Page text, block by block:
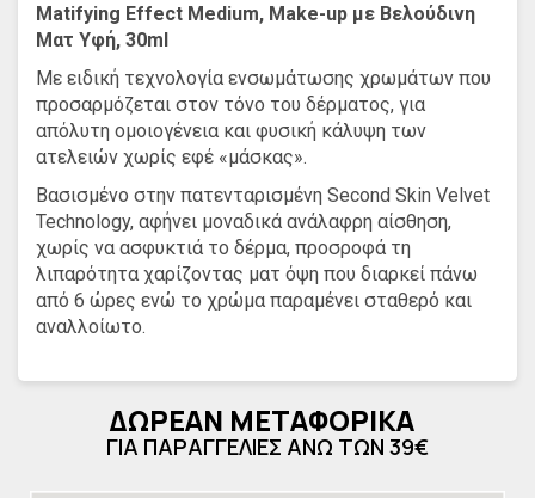
Matifying Effect Medium, Make-up με Βελούδινη
Ματ Υφή, 30ml
Με ειδική τεχνολογία ενσωμάτωσης χρωμάτων που
προσαρμόζεται στον τόνο του δέρματος, για
απόλυτη ομοιογένεια και φυσική κάλυψη των
ατελειών χωρίς εφέ «μάσκας».
Βασισμένο στην πατενταρισμένη Second Skin Velvet
Technology, αφήνει μοναδικά ανάλαφρη αίσθηση,
χωρίς να ασφυκτιά το δέρμα, προσροφά τη
λιπαρότητα χαρίζοντας ματ όψη που διαρκεί πάνω
από 6 ώρες ενώ το χρώμα παραμένει σταθερό και
αναλλοίωτο.
και οι πρωτοποριακές χρωστικές για optical blurring
effect, δημιουργούν στην επιδερμίδα μία εικόνα
ΔΩΡΕΑΝ ΜΕΤΑΦΟΡΙΚΑ
ΓΙΑ ΠΑΡΑΓΓΕΛΙΕΣ ΑΝΩ ΤΩΝ 39€